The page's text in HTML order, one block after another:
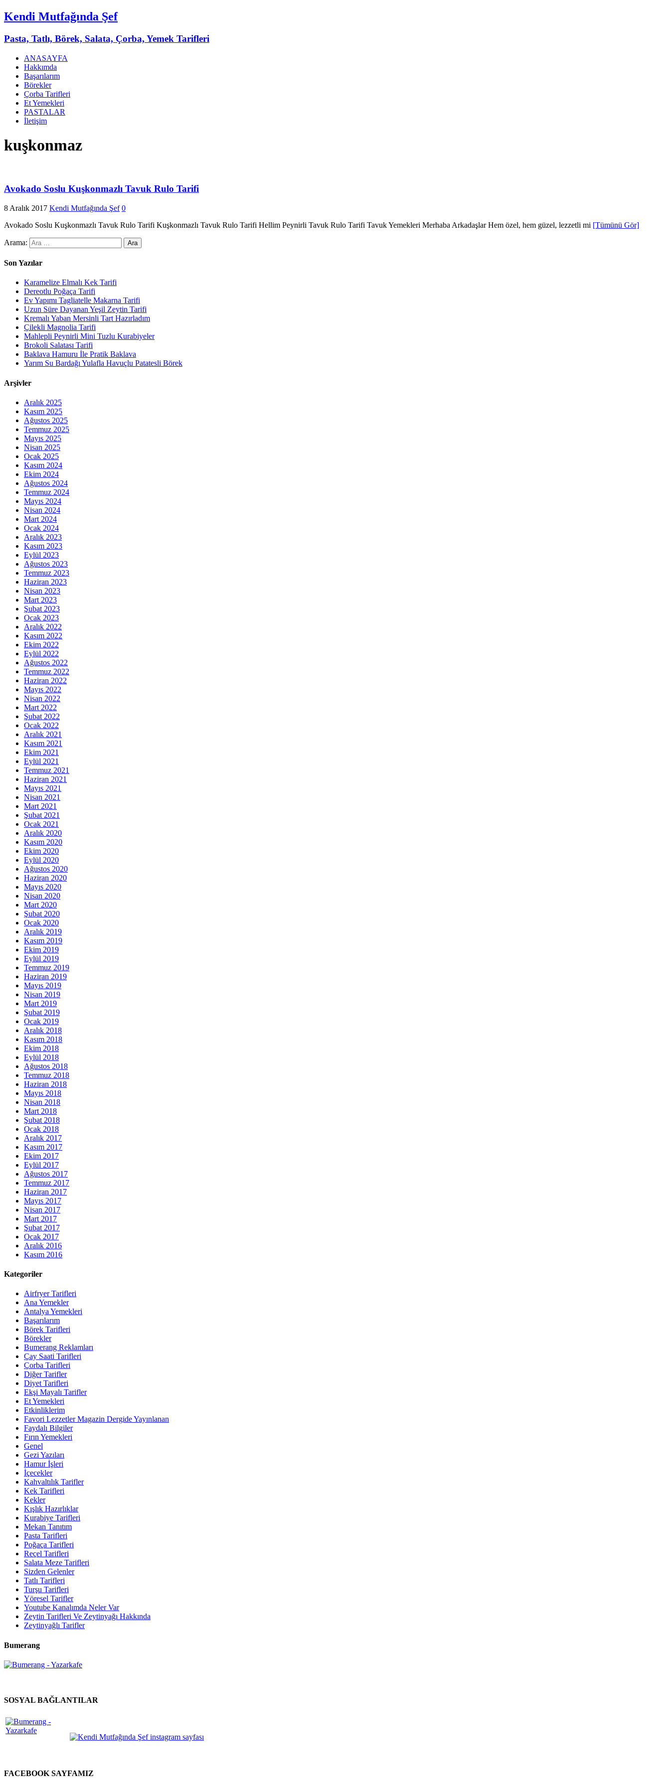
Kendi Mutfağında Şef
Pasta, Tatlı, Börek, Salata, Çorba, Yemek Tarifleri
ANASAYFA
Hakkımda
Başarılarım
Börekler
Çorba Tarifleri
Et Yemekleri
PASTALAR
İletişim
kuşkonmaz
Avokado Soslu Kuşkonmazlı Tavuk Rulo Tarifi
8 Aralık 2017 Kendi Mutfağında Şef 0
Avokado Soslu Kuşkonmazlı Tavuk Rulo Tarifi Kuşkonmazlı Tavuk Rulo Tarifi Hellim Peynirli Tavuk Rulo Tarifi Tavuk Yemekleri Merhaba Arkadaşlar Hem özel, hem güzel, lezzetli mi [Tümünü Gör]
Arama:
Son Yazılar
Karamelize Elmalı Kek Tarifi
Dereotlu Poğaça Tarifi
Ev Yapımı Tagliatelle Makarna Tarifi
Uzun Süre Dayanan Yeşil Zeytin Tarifi
Kremalı Yaban Mersinli Tart Hazırladım
Çilekli Magnolia Tarifi
Mahlepli Peynirli Mini Tuzlu Kurabiyeler
Brokoli Salatası Tarifi
Baklava Hamuru İle Pratik Baklava
Yarım Su Bardağı Yulafla Havuçlu Patatesli Börek
Arşivler
Aralık 2025
Kasım 2025
Ağustos 2025
Temmuz 2025
Mayıs 2025
Nisan 2025
Ocak 2025
Kasım 2024
Ekim 2024
Ağustos 2024
Temmuz 2024
Mayıs 2024
Nisan 2024
Mart 2024
Ocak 2024
Aralık 2023
Kasım 2023
Eylül 2023
Ağustos 2023
Temmuz 2023
Haziran 2023
Nisan 2023
Mart 2023
Şubat 2023
Ocak 2023
Aralık 2022
Kasım 2022
Ekim 2022
Eylül 2022
Ağustos 2022
Temmuz 2022
Haziran 2022
Mayıs 2022
Nisan 2022
Mart 2022
Şubat 2022
Ocak 2022
Aralık 2021
Kasım 2021
Ekim 2021
Eylül 2021
Temmuz 2021
Haziran 2021
Mayıs 2021
Nisan 2021
Mart 2021
Şubat 2021
Ocak 2021
Aralık 2020
Kasım 2020
Ekim 2020
Eylül 2020
Ağustos 2020
Haziran 2020
Mayıs 2020
Nisan 2020
Mart 2020
Şubat 2020
Ocak 2020
Aralık 2019
Kasım 2019
Ekim 2019
Eylül 2019
Temmuz 2019
Haziran 2019
Mayıs 2019
Nisan 2019
Mart 2019
Şubat 2019
Ocak 2019
Aralık 2018
Kasım 2018
Ekim 2018
Eylül 2018
Ağustos 2018
Temmuz 2018
Haziran 2018
Mayıs 2018
Nisan 2018
Mart 2018
Şubat 2018
Ocak 2018
Aralık 2017
Kasım 2017
Ekim 2017
Eylül 2017
Ağustos 2017
Temmuz 2017
Haziran 2017
Mayıs 2017
Nisan 2017
Mart 2017
Şubat 2017
Ocak 2017
Aralık 2016
Kasım 2016
Kategoriler
Airfryer Tarifleri
Ana Yemekler
Antalya Yemekleri
Başarılarım
Börek Tarifleri
Börekler
Bumerang Reklamları
Çay Saati Tarifleri
Çorba Tarifleri
Diğer Tarifler
Diyet Tarifleri
Ekşi Mayalı Tarifler
Et Yemekleri
Etkinliklerim
Favori Lezzetler Magazin Dergide Yayınlanan
Faydalı Bilgiler
Fırın Yemekleri
Genel
Gezi Yazıları
Hamur İşleri
İçecekler
Kahvaltılık Tarifler
Kek Tarifleri
Kekler
Kışlık Hazırlıklar
Kurabiye Tarifleri
Mekan Tanıtım
Pasta Tarifleri
Poğaça Tarifleri
Reçel Tarifleri
Salata Meze Tarifleri
Sizden Gelenler
Tatlı Tarifleri
Turşu Tarifleri
Yöresel Tarifler
Youtube Kanalımda Neler Var
Zeytin Tarifleri Ve Zeytinyağı Hakkında
Zeytinyağlı Tarifler
Bumerang
SOSYAL BAĞLANTILAR
FACEBOOK SAYFAMIZ